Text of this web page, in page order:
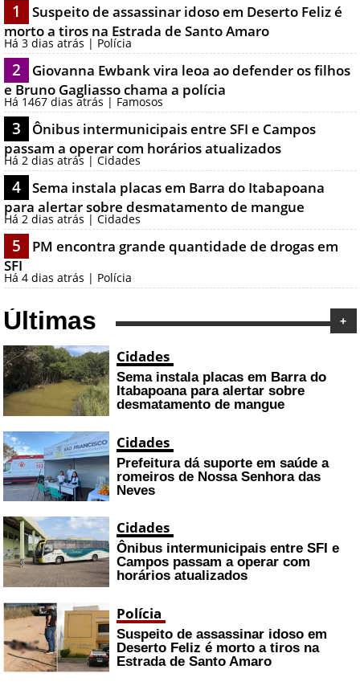
1
Suspeito de assassinar idoso em Deserto Feliz é
morto a tiros na Estrada de Santo Amaro
Há 3 dias atrás | Polícia
2
Giovanna Ewbank vira leoa ao defender os filhos
e Bruno Gagliasso chama a polícia
Há 1467 dias atrás | Famosos
3
Ônibus intermunicipais entre SFI e Campos
passam a operar com horários atualizados
Há 2 dias atrás | Cidades
4
Sema instala placas em Barra do Itabapoana
para alertar sobre desmatamento de mangue
Há 2 dias atrás | Cidades
5
PM encontra grande quantidade de drogas em
SFI
Há 4 dias atrás | Polícia
Últimas +
Cidades
Sema instala placas em Barra do
Itabapoana para alertar sobre
desmatamento de mangue
Cidades
Prefeitura dá suporte em saúde a
romeiros de Nossa Senhora das
Neves
Cidades
Ônibus intermunicipais entre SFI e
Campos passam a operar com
horários atualizados
Polícia
Suspeito de assassinar idoso em
Deserto Feliz é morto a tiros na
Estrada de Santo Amaro